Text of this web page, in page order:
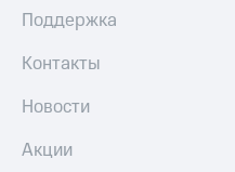
Поддержка
Контакты
Новости
Акции